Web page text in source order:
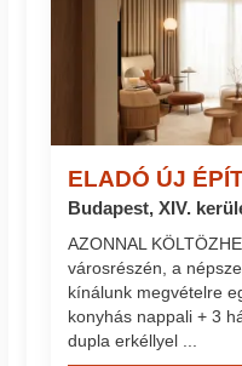
ELADÓ ÚJ
Budapest, XIV.
AZONNAL
városrészén, a
kínálunk megvételre
konyhás nappali + 3
dupla erkéllyel ...